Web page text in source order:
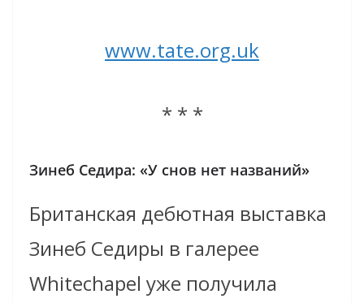
www.tate.org.uk
* * *
Зинеб Седира: «У снов нет названий»
Британская дебютная выставка
Зинеб Седиры в галерее
Whitechapel уже получила